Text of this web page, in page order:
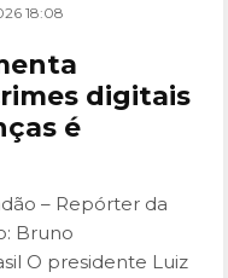
18:08
digitais
é
– Repórter da
Bruno
O presidente Luiz